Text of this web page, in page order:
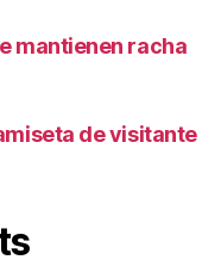
mantienen racha
de visitante